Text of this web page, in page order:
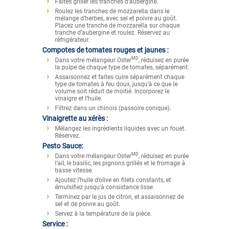
Faites griller les tranches d’aubergine.
Roulez les tranches de mozzarella dans le
mélange d’herbes, avec sel et poivre au goût.
Placez une tranche de mozzarella sur chaque
tranche d’aubergine et roulez. Réservez au
réfrigérateur.
Compotes de tomates rouges et jaunes :
Dans votre mélangeur OsterMD, réduisez en purée
la pulpe de chaque type de tomates, séparément.
Assaisonnez et faites cuire séparément chaque
type de tomates à feu doux, jusqu’à ce que le
volume soit réduit de moitié. Incorporez le
vinaigre et l’huile.
Filtrez dans un chinois (passoire conique).
Vinaigrette au xérès :
Mélangez les ingrédients liquides avec un fouet.
Réservez.
Pesto Sauce:
Dans votre mélangeur OsterMD, réduisez en purée
l’ail, le basilic, les pignons grillés et le fromage à
basse vitesse.
Ajoutez l’huile d’olive en filets constants, et
émulsifiez jusqu’à consistance lisse.
Terminez par le jus de citron, et assaisonnez de
sel et de poivre au goût.
Servez à la température de la pièce.
Service :